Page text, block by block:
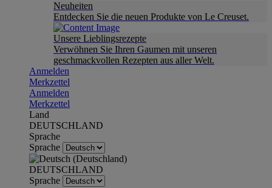
Neuheiten
Entdecken Sie die neuen Produkte von Le Creuset.
Unsere Lieblingsrezepte
Verwöhnen Sie Ihren Gaumen mit unseren
geschmackvollen Rezepten aus aller Welt.
Anmelden
Merkzettel
Anmelden
Merkzettel
Land
DEUTSCHLAND
Sprache
Sprache
DEUTSCHLAND
Sprache